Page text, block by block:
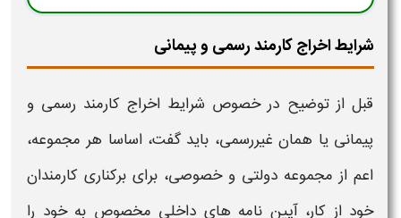
شرایط اخراج کارمند رسمی و پیمانی
قبل از توضیح در خصوص شرایط اخراج کارمند رسمی و
پیمانی یا همان غیررسمی، باید گفت، اساسا هر مجموعه،
اعم از مجموعه دولتی و خصوصی، برای برکناری کارمندان
خود از کار، آیین نامه های داخلی مخصوص به خود را